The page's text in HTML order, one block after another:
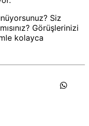
Siz
Görüşlerinizi
kolayca